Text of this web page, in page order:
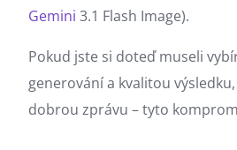
Gemini 3.1 Flash Image).
Pokud jste si doteď museli
generování a kvalitou
dobrou zprávu – tyto